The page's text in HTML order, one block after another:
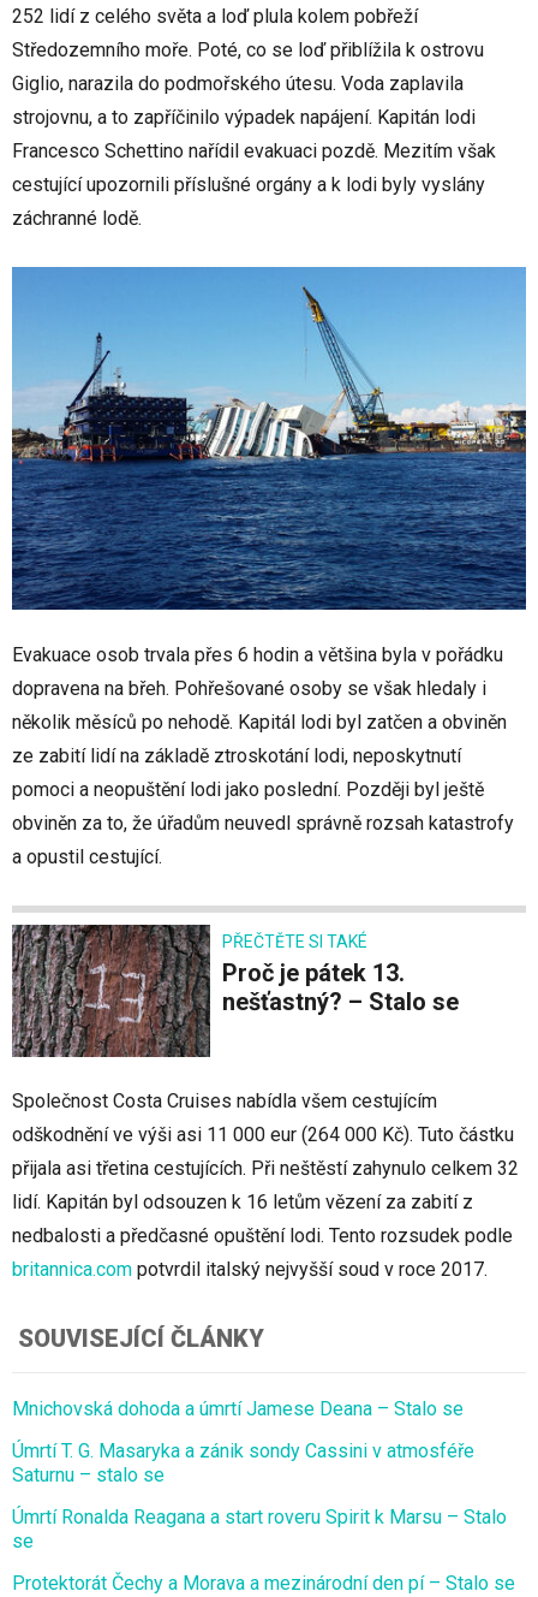
252 lidí z celého světa a loď plula kolem pobřeží
Středozemního moře. Poté, co se loď přiblížila k ostrovu
Giglio, narazila do podmořského útesu. Voda zaplavila
strojovnu, a to zapříčinilo výpadek napájení. Kapitán lodi
Francesco Schettino nařídil evakuaci pozdě. Mezitím však
cestující upozornili příslušné orgány a k lodi byly vyslány
záchranné lodě.
Evakuace osob trvala přes 6 hodin a většina byla v pořádku
dopravena na břeh. Pohřešované osoby se však hledaly i
několik měsíců po nehodě. Kapitál lodi byl zatčen a obviněn
ze zabití lidí na základě ztroskotání lodi, neposkytnutí
pomoci a neopuštění lodi jako poslední. Později byl ještě
obviněn za to, že úřadům neuvedl správně rozsah katastrofy
a opustil cestující.
PŘEČTĚTE SI TAKÉ
Proč je pátek 13.
nešťastný? – Stalo se
Společnost Costa Cruises nabídla všem cestujícím
odškodnění ve výši asi 11 000 eur (264 000 Kč). Tuto částku
přijala asi třetina cestujících. Při neštěstí zahynulo celkem 32
lidí. Kapitán byl odsouzen k 16 letům vězení za zabití z
nedbalosti a předčasné opuštění lodi. Tento rozsudek podle
britannica.com potvrdil italský nejvyšší soud v roce 2017.
SOUVISEJÍCÍ ČLÁNKY
Mnichovská dohoda a úmrtí Jamese Deana – Stalo se
Úmrtí T. G. Masaryka a zánik sondy Cassini v atmosféře
Saturnu – stalo se
Úmrtí Ronalda Reagana a start roveru Spirit k Marsu – Stalo
se
Protektorát Čechy a Morava a mezinárodní den pí – Stalo se